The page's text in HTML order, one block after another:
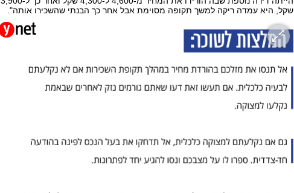
שקל, היא עמדה ריקה למשך תקופה מסוימת אבל אחר כך הבנתי שהשכירו אותה".